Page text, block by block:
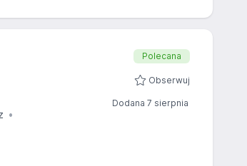
Polecana
Obserwuj
Dodana 7 sierpnia